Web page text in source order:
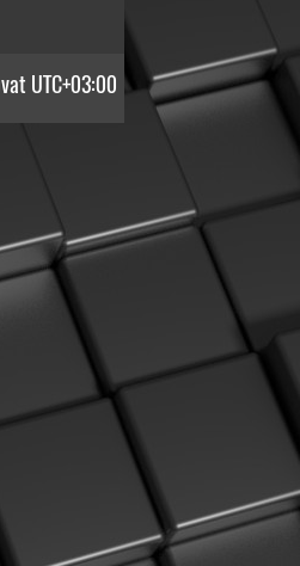
UTC+03:00